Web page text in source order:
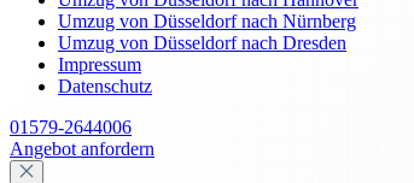
Umzug von Düsseldorf nach Nürnberg
Umzug von Düsseldorf nach Dresden
Impressum
Datenschutz
01579-2644006
Angebot anfordern